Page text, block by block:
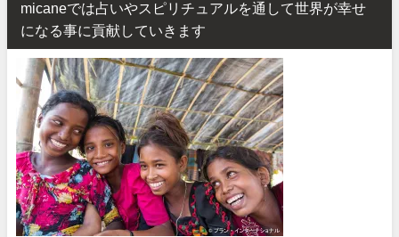
micaneでは占いやスピリチュアルを通して世界が幸せ
になる事に貢献していきます